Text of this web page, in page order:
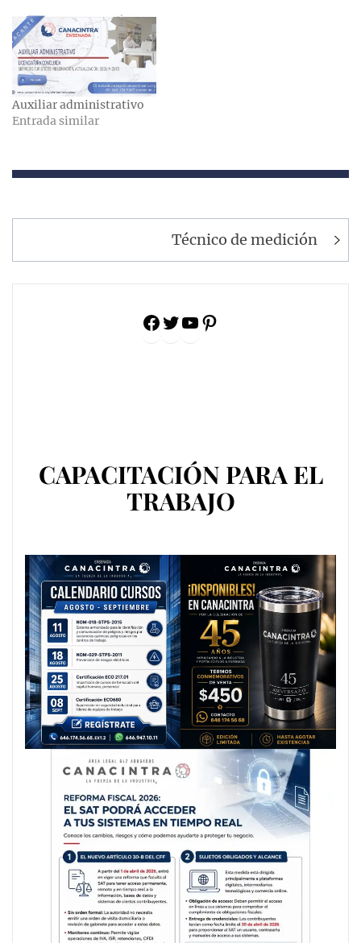
Auxiliar administrativo
Entrada similar
de
Técnico de medición
Facebook
Twitter
YouTube
Pinterest
CAPACITACIÓN PARA EL
TRABAJO